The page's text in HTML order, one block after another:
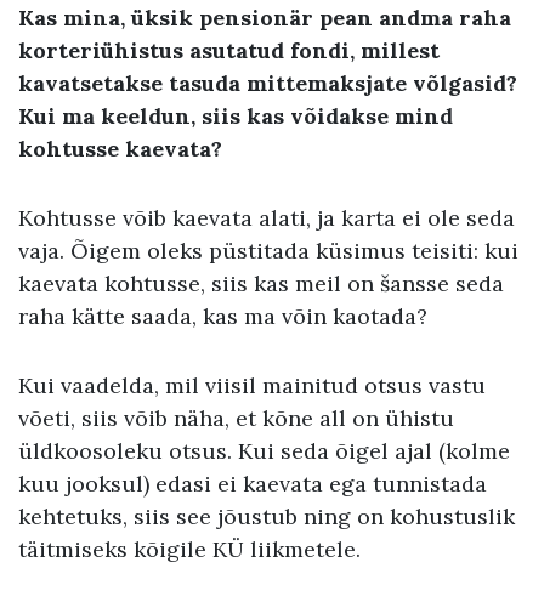
Kas mina, üksik pensionär pean andma raha
korteriühistus asutatud fondi, millest
kavatsetakse tasuda mittemaksjate võlgasid?
Kui ma keeldun, siis kas võidakse mind
kohtusse kaevata?
Kohtusse võib kaevata alati, ja karta ei ole seda
vaja. Õigem oleks püstitada küsimus teisiti: kui
kaevata kohtusse, siis kas meil on šansse seda
raha kätte saada, kas ma võin kaotada?
Kui vaadelda, mil viisil mainitud otsus vastu
võeti, siis võib näha, et kõne all on ühistu
üldkoosoleku otsus. Kui seda õigel ajal (kolme
kuu jooksul) edasi ei kaevata ega tunnistada
kehtetuks, siis see jõustub ning on kohustuslik
täitmiseks kõigile KÜ liikmetele.